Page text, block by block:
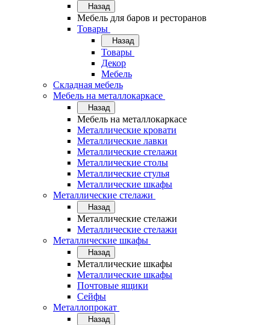
Назад
Мебель для баров и ресторанов
Товары
Назад
Товары
Декор
Мебель
Складная мебель
Мебель на металлокаркасе
Назад
Мебель на металлокаркасе
Металлические кровати
Металлические лавки
Металлические стелажи
Металлические столы
Металлические стулья
Металлические шкафы
Металлические стелажи
Назад
Металлические стелажи
Металлические стелажи
Металлические шкафы
Назад
Металлические шкафы
Металлические шкафы
Почтовые ящики
Сейфы
Металлопрокат
Назад